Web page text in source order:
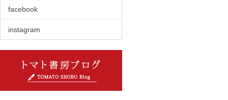
facebook
instagram